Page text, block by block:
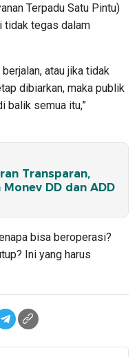
Terpadu Satu Pintu)
tidak tegas dalam
atau jika tidak
dibiarkan, maka publik
balik semua itu,”
Transparan,
DD dan ADD
bisa beroperasi?
Ini yang harus